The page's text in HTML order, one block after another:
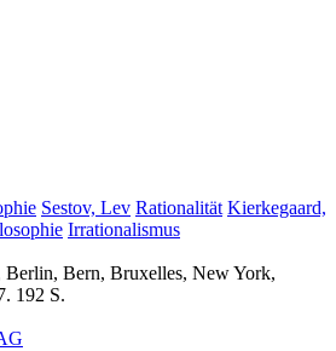
Sestov, Lev Rationalität Kierkegaard,
Irrationalismus
Bern, Bruxelles, New York,
192 S.